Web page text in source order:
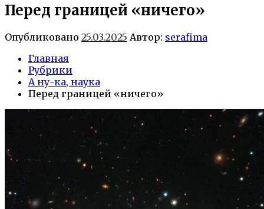
Перед границей «ничего»
Опубликовано 25.03.2025 Автор: serafima
Главная
Рубрики
А ну-ка, наука
Перед границей «ничего»